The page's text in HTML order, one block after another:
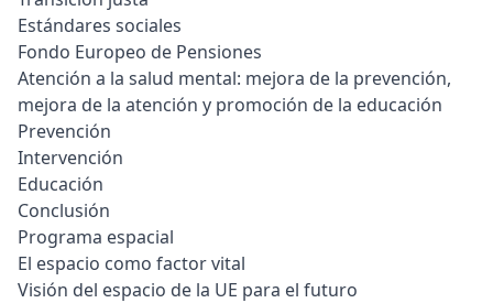
Estándares sociales
Fondo Europeo de Pensiones
Atención a la salud mental: mejora de la prevención,
mejora de la atención y promoción de la educación
Prevención
Intervención
Educación
Conclusión
Programa espacial
El espacio como factor vital
Visión del espacio de la UE para el futuro